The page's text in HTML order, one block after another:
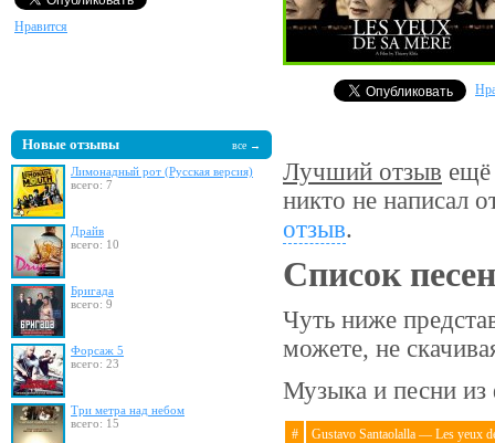
Нравится
Новые отзывы все →
Лимонадный рот (Русская версия)
всего: 7
Драйв
всего: 10
Бригада
всего: 9
Форсаж 5
всего: 23
Три метра над небом
всего: 15
Лучший отзыв ещё
никто не написал
отзыв.
Список песен
Чуть ниже
можете, не
Музыка и песни из
#
Gustavo Santaolalla — Les yeux